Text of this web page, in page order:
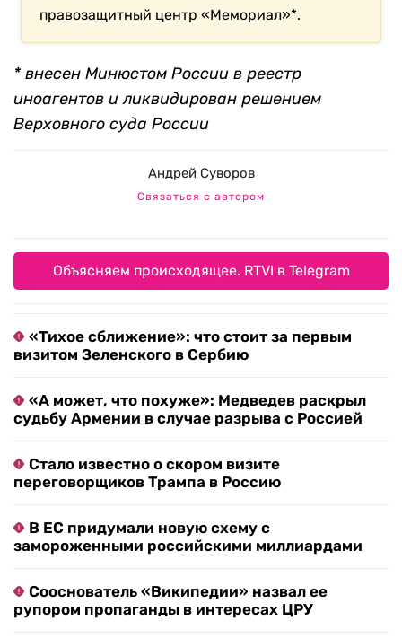
правозащитный центр «Мемориал»*.
* внесен Минюстом России в реестр
иноагентов и ликвидирован решением
Верховного суда России
Андрей Суворов
Связаться с автором
Объясняем происходящее. RTVI в Telegram
«Тихое сближение»: что стоит за первым
визитом Зеленского в Сербию
«А может, что похуже»: Медведев раскрыл
судьбу Армении в случае разрыва с Россией
Стало известно о скором визите
переговорщиков Трампа в Россию
В ЕС придумали новую схему с
замороженными российскими миллиардами
Сооснователь «Википедии» назвал ее
рупором пропаганды в интересах ЦРУ